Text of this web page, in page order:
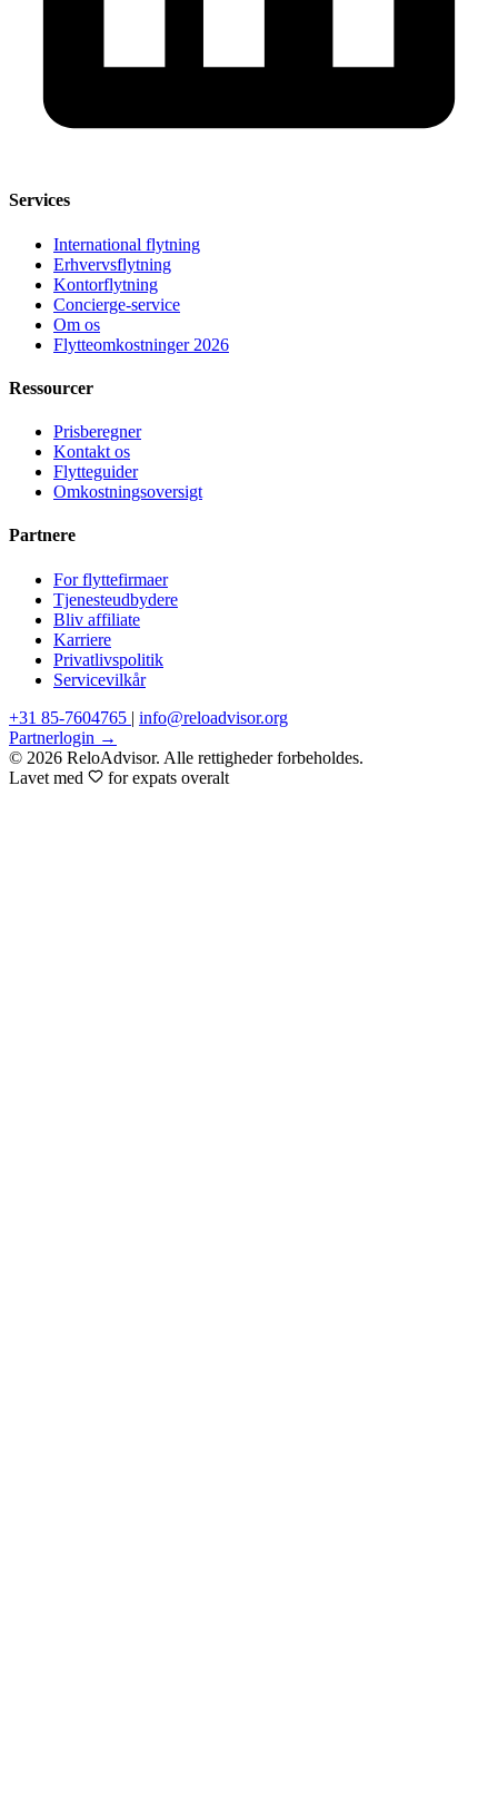
Services
International flytning
Erhvervsflytning
Kontorflytning
Concierge-service
Om os
Flytteomkostninger 2026
Ressourcer
Prisberegner
Kontakt os
Flytteguider
Omkostningsoversigt
Partnere
For flyttefirmaer
Tjenesteudbydere
Bliv affiliate
Karriere
Privatlivspolitik
Servicevilkår
+31 85-7604765 | info@reloadvisor.org
Partnerlogin →
© 2026 ReloAdvisor. Alle rettigheder forbeholdes.
Lavet med
for expats overalt